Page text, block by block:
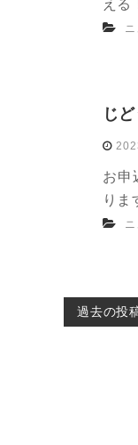
え
じ
お申
りま
投
過去の投